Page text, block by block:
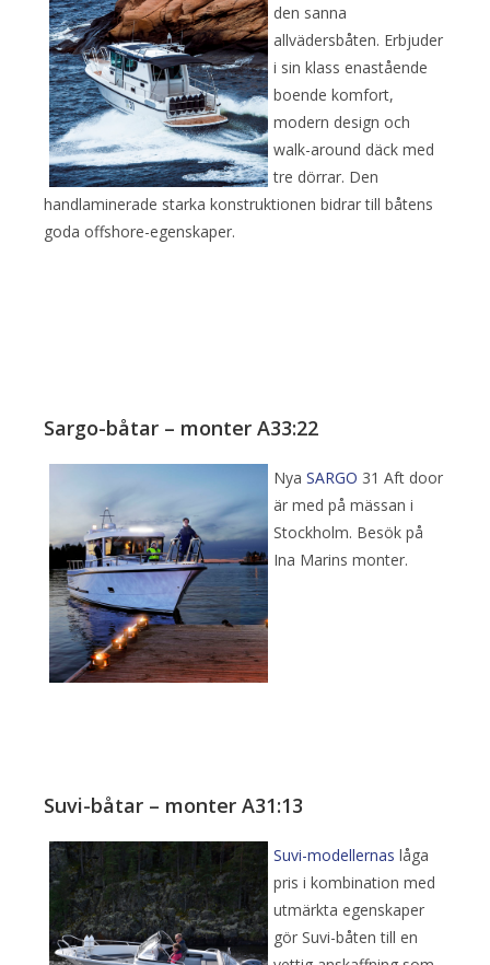
den sanna
allvädersbåten. Erbjuder
i sin klass enastående
boende komfort,
modern design och
walk-around däck med
tre dörrar. Den
handlaminerade starka konstruktionen bidrar till båtens
goda offshore-egenskaper.
Sargo-båtar – monter A33:22
Nya SARGO 31 Aft door
är med på mässan i
Stockholm. Besök på
Ina Marins monter.
Suvi-båtar – monter A31:13
Suvi-modellernas låga
pris i kombination med
utmärkta egenskaper
gör Suvi-båten till en